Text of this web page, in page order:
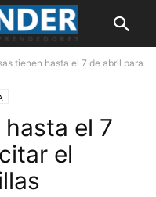
tienen hasta el 7 de abril para
el 7
el